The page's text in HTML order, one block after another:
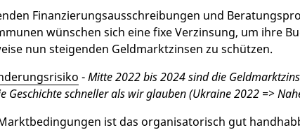
Finanzierungsausschreibungen und
wünschen sich eine fixe Verzinsung, um ihre
nun steigenden Geldmarktzinsen zu schützen.
-Mitte 2022 bis 2024 sind die
Geschichte schneller als wir glauben (Ukraine 2022 =>
ist das organisatorisch gut